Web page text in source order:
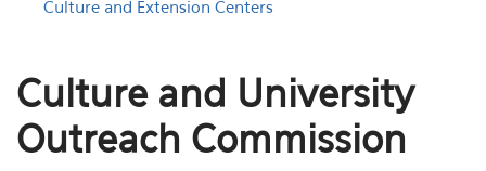
Culture and Extension Centers
Culture and University
Outreach Commission